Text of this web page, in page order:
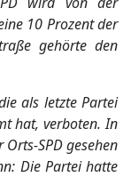
10 Prozent der
gehörte den
als letzte Partei
hat, verboten. In
SPD gesehen
Die Partei hatte